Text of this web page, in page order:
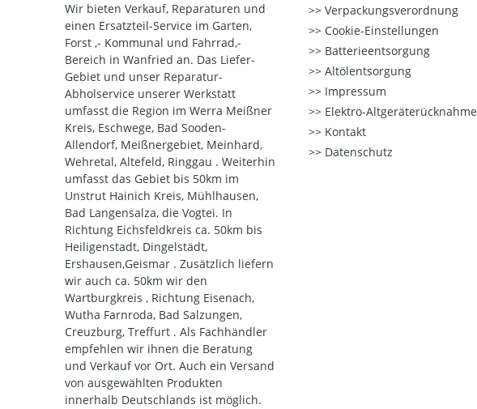
Wir bieten Verkauf, Reparaturen und
einen Ersatzteil-Service im Garten,
Forst ,- Kommunal und Fahrrad,-
Bereich in Wanfried an. Das Liefer-
Gebiet und unser Reparatur-
Abholservice unserer Werkstatt
umfasst die Region im Werra Meißner
Kreis, Eschwege, Bad Sooden-
Allendorf, Meißnergebiet, Meinhard,
Wehretal, Altefeld, Ringgau . Weiterhin
umfasst das Gebiet bis 50km im
Unstrut Hainich Kreis, Mühlhausen,
Bad Langensalza, die Vogtei. In
Richtung Eichsfeldkreis ca. 50km bis
Heiligenstadt, Dingelstädt,
Ershausen,Geismar . Zusätzlich liefern
wir auch ca. 50km wir den
Wartburgkreis , Richtung Eisenach,
Wutha Farnroda, Bad Salzungen,
Creuzburg, Treffurt . Als Fachhändler
empfehlen wir ihnen die Beratung
und Verkauf vor Ort. Auch ein Versand
von ausgewählten Produkten
innerhalb Deutschlands ist möglich.
Verpackungsverordnung
Cookie-Einstellungen
Batterieentsorgung
Altölentsorgung
Impressum
Elektro-Altgeräterücknahme
Kontakt
Datenschutz